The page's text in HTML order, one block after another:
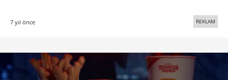
7 yıl önce REKLAM